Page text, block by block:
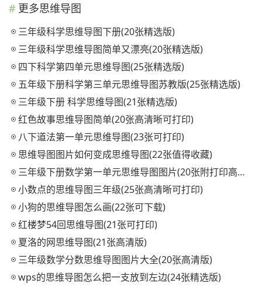
更多思维导图
三年级科学思维导图下册(20张精选版)
三年级科学思维导图简单又漂亮(20张精选版)
四下科学第四单元思维导图(25张精选版)
五年级下册科学第三单元思维导图苏教版(25张精选版)
三年级下册 科学思维导图(21张精选版)
红色故事思维导图简单(20张高清晰可打印)
八下道法第一单元思维导图(23张可打印)
思维导图图片如何变成思维导图(22张值得收藏)
三年级下册数学第一单元思维导图图片(20张附打印高清版)
小数点的思维导图三年级(25张高清晰可打印)
小狗的思维导图怎么画(22张可下载)
红楼梦54回思维导图(21张可打印)
夏洛的网思维导图(21张高清版)
三年级数学分数思维导图图片大全(20张高清版)
wps的思维导图怎么把一支放到左边(24张精选版)